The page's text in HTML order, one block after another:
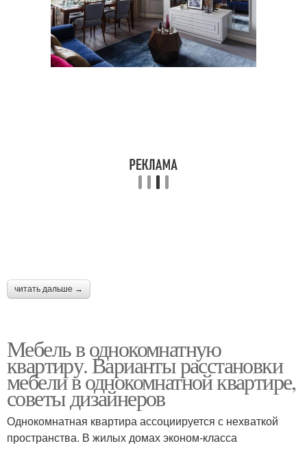
Квартиры для
молодого человека
Квартиры с
новорожденным
Квартиры с кроватью
читать дальше →
Мебель в однокомнатную
квартиру. Варианты расстановки
мебели в однокомнатной квартире,
советы дизайнеров
Однокомнатная квартира ассоциируется с нехваткой
пространства. В жилых домах эконом-класса